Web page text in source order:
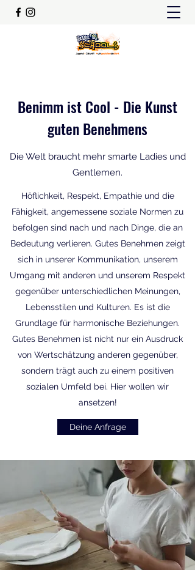
Benimm ist Cool - Die Kunst
guten Benehmens
Die Welt braucht mehr smarte Ladies und
Gentlemen.
Höflichkeit, Respekt, Empathie und die
Fähigkeit, angemessene soziale Normen zu
befolgen sind nach und nach Dinge, die an
Bedeutung verlieren. Gutes Benehmen zeigt
sich in unserer Kommunikation, unserem
Umgang mit anderen und unserem Respekt
gegenüber unterschiedlichen Meinungen,
Lebensstilen und Kulturen. Es ist die
Grundlage für harmonische Beziehungen.
Gutes Benehmen ist nicht nur ein Ausdruck
von Wertschätzung anderen gegenüber,
sondern trägt auch zu einem positiven
sozialen Umfeld bei. Hier wollen wir
ansetzen!
Deine Anfrage